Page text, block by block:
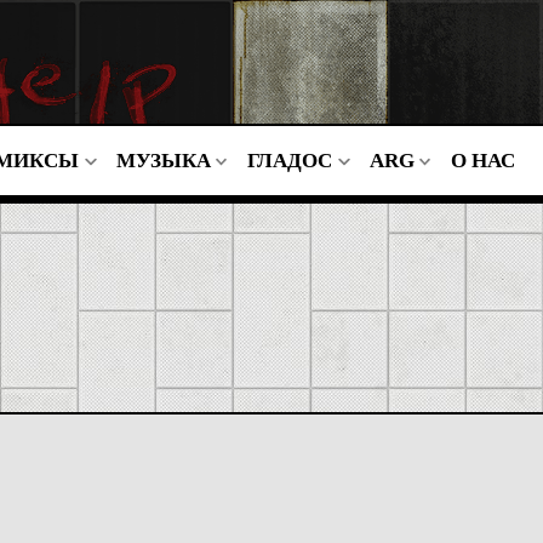
МУЗЫКА ГЛАДОС ARG О НАС